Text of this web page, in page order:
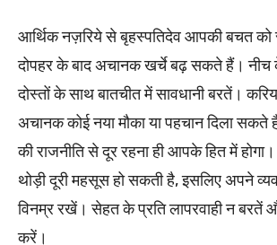
आर्थिक नज़रिये से बृहस्पतिदेव आपकी बचत
दोपहर के बाद अचानक खर्चे बढ़ सकते हैं।
दोस्तों के साथ बातचीत में सावधानी बरतें।
अचानक कोई नया मौका या पहचान दिला
की राजनीति से दूर रहना ही आपके हित में
थोड़ी दूरी महसूस हो सकती है, इसलिए अपने
विनम्र रखें। सेहत के प्रति लापरवाही न बरतें
करें।